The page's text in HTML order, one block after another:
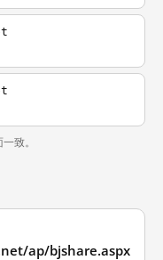
致。
ap/bjshare.aspx